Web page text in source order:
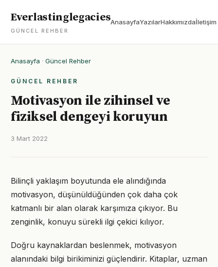
Everlastinglegacies
GÜNCEL REHBER
AnasayfaYazılarHakkımızdaİletişim
Anasayfa · Güncel Rehber
GÜNCEL REHBER
Motivasyon ile zihinsel ve
fiziksel dengeyi koruyun
3 Mart 2022
Bilinçli yaklaşım boyutunda ele alındığında
motivasyon, düşünüldüğünden çok daha çok
katmanlı bir alan olarak karşımıza çıkıyor. Bu
zenginlik, konuyu sürekli ilgi çekici kılıyor.
Doğru kaynaklardan beslenmek, motivasyon
alanındaki bilgi birikiminizi güçlendirir. Kitaplar, uzman